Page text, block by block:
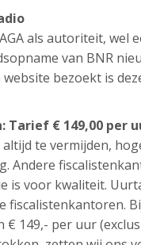
als autoriteit, wel
van BNR
bezoekt is
Tarief € 149,00 per
te vermijden,
Andere
is voor kwaliteit.
149,- per uur